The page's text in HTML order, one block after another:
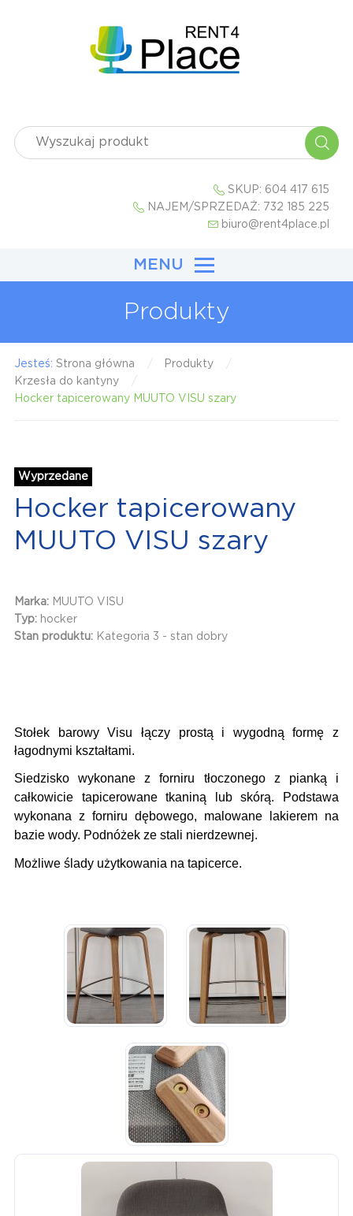
SKUP: 604 417 615
NAJEM/SPRZEDAŻ: 732 185 225
biuro@rent4place.pl
MENU
Produkty
Jesteś: Strona główna
Produkty
Krzesła do kantyny
Hocker tapicerowany MUUTO VISU szary
Wyprzedane
Hocker tapicerowany
MUUTO VISU szary
Marka: MUUTO VISU
Typ: hocker
Stan produktu: Kategoria 3 - stan dobry
Stołek barowy Visu łączy prostą i wygodną formę z
łagodnymi kształtami.
Siedzisko wykonane z forniru tłoczonego z pianką i
całkowicie tapicerowane tkaniną lub skórą. Podstawa
wykonana z forniru dębowego, malowane lakierem na
bazie wody. Podnóżek ze stali nierdzewnej.
Możliwe ślady użytkowania na tapicerce.